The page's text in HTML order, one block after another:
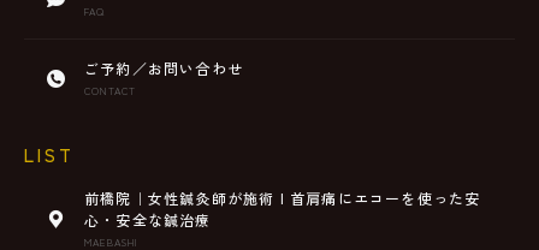
FAQ
ご予約／お問い合わせ
CONTACT
LIST
前橋院｜女性鍼灸師が施術 | 首肩痛にエコーを使った安
心・安全な鍼治療
MAEBASHI